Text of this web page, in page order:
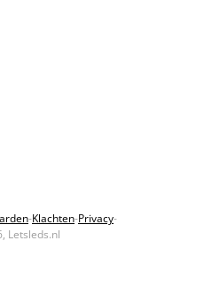
-Klachten-Privacy-
Letsleds.nl